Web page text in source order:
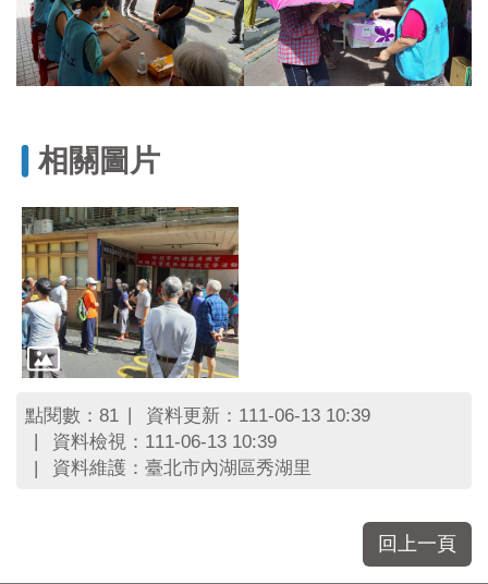
臺
北
市
界
臺
北
市
鄰
長
名
冊
相關圖片
點閱數： 81
資料更新：111-06-13 10:39
資料檢視：111-06-13 10:39
資料維護：臺北市內湖區秀湖里
回上一頁